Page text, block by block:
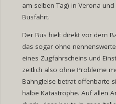
am selben Tag) in Verona
Busfahrt.
Der Bus hielt direkt vor dem
das sogar ohne
eines Zugfahrscheins und
zeitlich also ohne Probleme
Bahngleise betrat offenbarte
halbe Katastrophe. Auf allen